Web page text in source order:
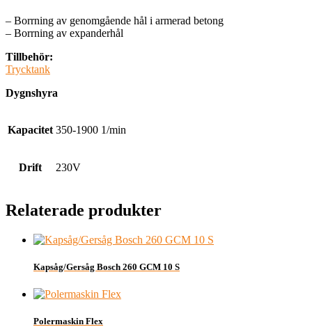
– Borrning av genomgående hål i armerad betong
– Borrning av expanderhål
Tillbehör:
Trycktank
Dygnshyra
Kapacitet 350-1900 1/min
Drift 230V
Relaterade produkter
Kapsåg/Gersåg Bosch 260 GCM 10 S
Polermaskin Flex